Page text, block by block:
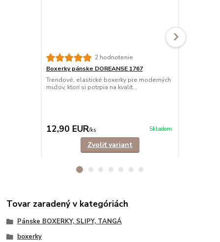
2 hodnotenie
Boxerky pánske DOREANSE 1767
Trendové, elastické boxerky pre moderných
mužov, ktorí si potrpia na kvalit...
12,90 EUR/ks Skladom
Zvoliť variant
Tovar zaradený v kategóriách
Pánske BOXERKY, SLIPY, TANGÁ
boxerky